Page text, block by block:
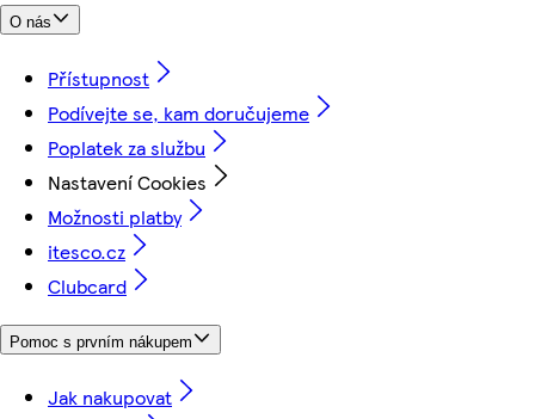
O nás
Přístupnost
Podívejte se, kam doručujeme
Poplatek za službu
Nastavení Cookies
Možnosti platby
itesco.cz
Clubcard
Pomoc s prvním nákupem
Jak nakupovat